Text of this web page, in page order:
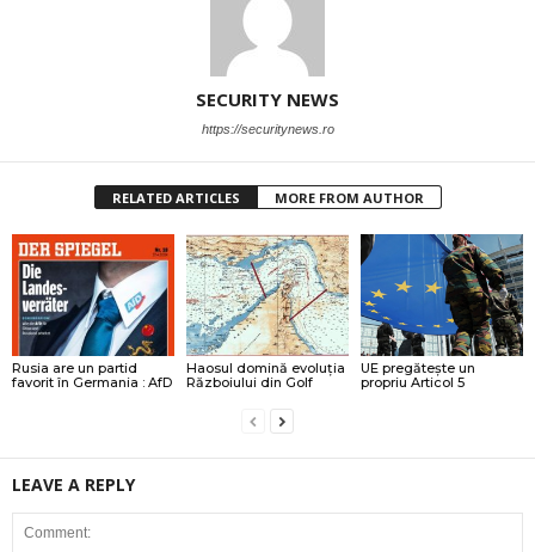
SECURITY NEWS
https://securitynews.ro
RELATED ARTICLES MORE FROM AUTHOR
Rusia are un partid
favorit în Germania : AfD
Haosul domină evoluția
Războiului din Golf
UE pregătește un
propriu Articol 5
LEAVE A REPLY